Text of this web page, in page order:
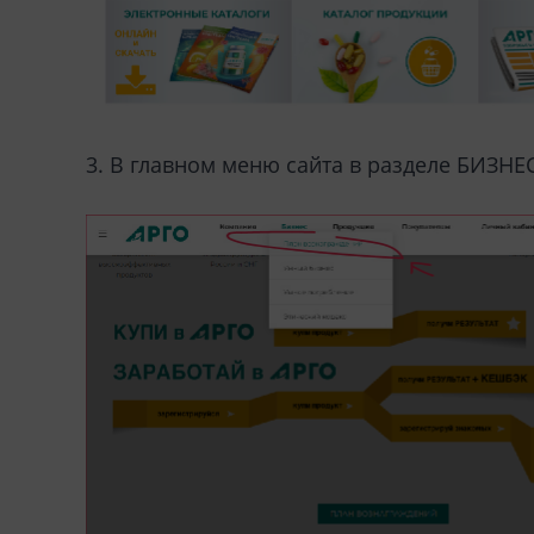
3. В главном меню сайта в разделе